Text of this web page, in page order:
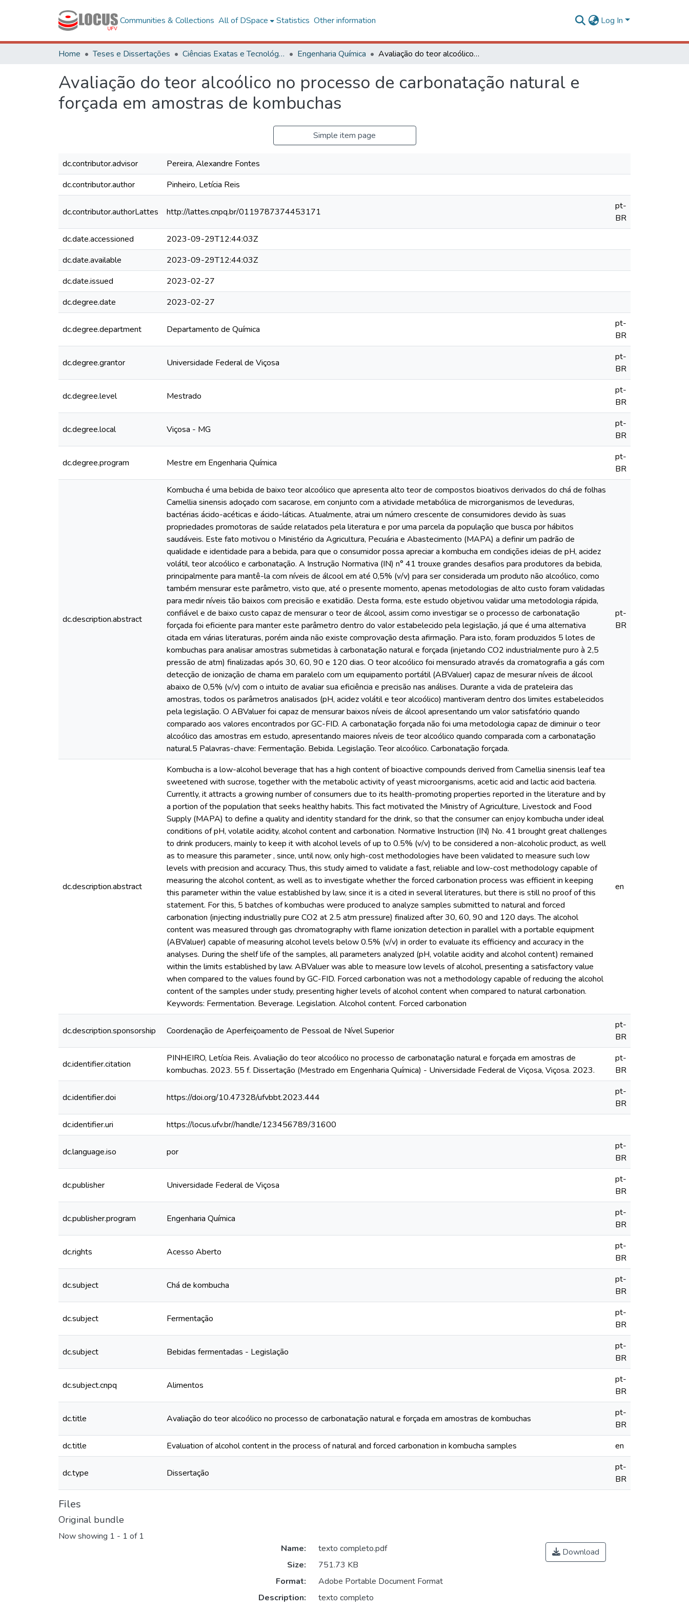
Communities & Collections All of DSpace Statistics Other information Log In
Home Teses e Dissertações Ciências Exatas e Tecnológicas Engenharia Química Avaliação do teor alcoólico no processo de carbonatação natural e forçada em amostras de kombuchas
Avaliação do teor alcoólico no processo de carbonatação natural e
forçada em amostras de kombuchas
Simple item page
dc.contributor.advisor
Pereira, Alexandre Fontes
dc.contributor.author
Pinheiro, Letícia Reis
dc.contributor.authorLattes http://lattes.cnpq.br/0119787374453171
pt-
BR
dc.date.accessioned
2023-09-29T12:44:03Z
dc.date.available
2023-09-29T12:44:03Z
dc.date.issued
2023-02-27
dc.degree.date
2023-02-27
dc.degree.department Departamento de Química
pt-
BR
dc.degree.grantor Universidade Federal de Viçosa
pt-
BR
dc.degree.level Mestrado
pt-
BR
dc.degree.local Viçosa - MG
pt-
BR
dc.degree.program Mestre em Engenharia Química
pt-
BR
dc.description.abstract
Kombucha é uma bebida de baixo teor alcoólico que apresenta alto teor de compostos bioativos derivados do chá de folhas
Camellia sinensis adoçado com sacarose, em conjunto com a atividade metabólica de microrganismos de leveduras,
bactérias ácido-acéticas e ácido-láticas. Atualmente, atrai um número crescente de consumidores devido às suas
propriedades promotoras de saúde relatados pela literatura e por uma parcela da população que busca por hábitos
saudáveis. Este fato motivou o Ministério da Agricultura, Pecuária e Abastecimento (MAPA) a definir um padrão de
qualidade e identidade para a bebida, para que o consumidor possa apreciar a kombucha em condições ideias de pH, acidez
volátil, teor alcoólico e carbonatação. A Instrução Normativa (IN) n° 41 trouxe grandes desafios para produtores da bebida,
principalmente para mantê-la com níveis de álcool em até 0,5% (v/v) para ser considerada um produto não alcoólico, como
também mensurar este parâmetro, visto que, até o presente momento, apenas metodologias de alto custo foram validadas
para medir níveis tão baixos com precisão e exatidão. Desta forma, este estudo objetivou validar uma metodologia rápida,
confiável e de baixo custo capaz de mensurar o teor de álcool, assim como investigar se o processo de carbonatação
forçada foi eficiente para manter este parâmetro dentro do valor estabelecido pela legislação, já que é uma alternativa
citada em várias literaturas, porém ainda não existe comprovação desta afirmação. Para isto, foram produzidos 5 lotes de
kombuchas para analisar amostras submetidas à carbonatação natural e forçada (injetando CO2 industrialmente puro à 2,5
pressão de atm) finalizadas após 30, 60, 90 e 120 dias. O teor alcoólico foi mensurado através da cromatografia a gás com
detecção de ionização de chama em paralelo com um equipamento portátil (ABValuer) capaz de mesurar níveis de álcool
abaixo de 0,5% (v/v) com o intuito de avaliar sua eficiência e precisão nas análises. Durante a vida de prateleira das
amostras, todos os parâmetros analisados (pH, acidez volátil e teor alcoólico) mantiveram dentro dos limites estabelecidos
pela legislação. O ABValuer foi capaz de mensurar baixos níveis de álcool apresentando um valor satisfatório quando
comparado aos valores encontrados por GC-FID. A carbonatação forçada não foi uma metodologia capaz de diminuir o teor
alcoólico das amostras em estudo, apresentando maiores níveis de teor alcoólico quando comparada com a carbonatação
natural.5 Palavras-chave: Fermentação. Bebida. Legislação. Teor alcoólico. Carbonatação forçada.
pt-
BR
dc.description.abstract
Kombucha is a low-alcohol beverage that has a high content of bioactive compounds derived from Camellia sinensis leaf tea
sweetened with sucrose, together with the metabolic activity of yeast microorganisms, acetic acid and lactic acid bacteria.
Currently, it attracts a growing number of consumers due to its health-promoting properties reported in the literature and by
a portion of the population that seeks healthy habits. This fact motivated the Ministry of Agriculture, Livestock and Food
Supply (MAPA) to define a quality and identity standard for the drink, so that the consumer can enjoy kombucha under ideal
conditions of pH, volatile acidity, alcohol content and carbonation. Normative Instruction (IN) No. 41 brought great challenges
to drink producers, mainly to keep it with alcohol levels of up to 0.5% (v/v) to be considered a non-alcoholic product, as well
as to measure this parameter , since, until now, only high-cost methodologies have been validated to measure such low
levels with precision and accuracy. Thus, this study aimed to validate a fast, reliable and low-cost methodology capable of
measuring the alcohol content, as well as to investigate whether the forced carbonation process was efficient in keeping
this parameter within the value established by law, since it is a cited in several literatures, but there is still no proof of this
statement. For this, 5 batches of kombuchas were produced to analyze samples submitted to natural and forced
carbonation (injecting industrially pure CO2 at 2.5 atm pressure) finalized after 30, 60, 90 and 120 days. The alcohol
content was measured through gas chromatography with flame ionization detection in parallel with a portable equipment
(ABValuer) capable of measuring alcohol levels below 0.5% (v/v) in order to evaluate its efficiency and accuracy in the
analyses. During the shelf life of the samples, all parameters analyzed (pH, volatile acidity and alcohol content) remained
within the limits established by law. ABValuer was able to measure low levels of alcohol, presenting a satisfactory value
when compared to the values found by GC-FID. Forced carbonation was not a methodology capable of reducing the alcohol
content of the samples under study, presenting higher levels of alcohol content when compared to natural carbonation.
Keywords: Fermentation. Beverage. Legislation. Alcohol content. Forced carbonation
en
dc.description.sponsorship Coordenação de Aperfeiçoamento de Pessoal de Nível Superior
pt-
BR
dc.identifier.citation
PINHEIRO, Letícia Reis. Avaliação do teor alcoólico no processo de carbonatação natural e forçada em amostras de
kombuchas. 2023. 55 f. Dissertação (Mestrado em Engenharia Química) - Universidade Federal de Viçosa, Viçosa. 2023.
pt-
BR
dc.identifier.doi https://doi.org/10.47328/ufvbbt.2023.444
pt-
BR
dc.identifier.uri
https://locus.ufv.br//handle/123456789/31600
dc.language.iso por
pt-
BR
dc.publisher Universidade Federal de Viçosa
pt-
BR
dc.publisher.program Engenharia Química
pt-
BR
dc.rights Acesso Aberto
pt-
BR
dc.subject Chá de kombucha
pt-
BR
dc.subject Fermentação
pt-
BR
dc.subject Bebidas fermentadas - Legislação
pt-
BR
dc.subject.cnpq Alimentos
pt-
BR
dc.title Avaliação do teor alcoólico no processo de carbonatação natural e forçada em amostras de kombuchas
pt-
BR
dc.title
Evaluation of alcohol content in the process of natural and forced carbonation in kombucha samples en
dc.type Dissertação
pt-
BR
Files
Original bundle
Now showing 1 - 1 of 1
Name:
texto completo.pdf
Size:
751.73 KB
Format:
Adobe Portable Document Format
Description:
texto completo
Download